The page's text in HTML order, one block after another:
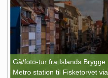
Gå/foto-tur fra Islands Brygge
Metro station til Fisketorvet via